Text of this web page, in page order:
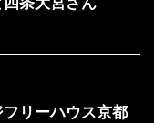
リーハウス京都